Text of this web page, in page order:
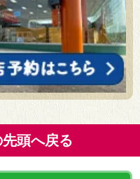
頭へ戻る